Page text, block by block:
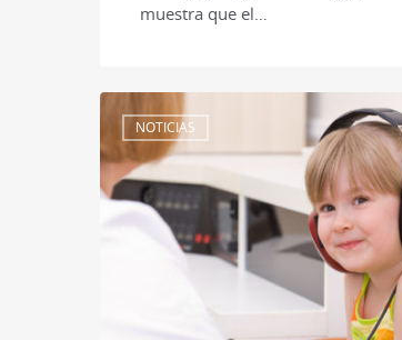
muestra que el…
NOTICIAS